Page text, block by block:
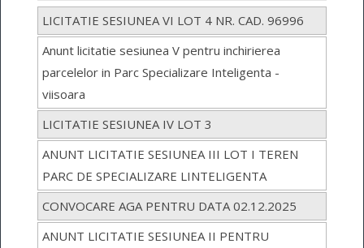
LICITATIE SESIUNEA VI LOT 4 NR. CAD. 96996
Anunt licitatie sesiunea V pentru inchirierea
parcelelor in Parc Specializare Inteligenta -
viisoara
LICITATIE SESIUNEA IV LOT 3
ANUNT LICITATIE SESIUNEA III LOT I TEREN
PARC DE SPECIALIZARE LINTELIGENTA
CONVOCARE AGA PENTRU DATA 02.12.2025
ANUNT LICITATIE SESIUNEA II PENTRU